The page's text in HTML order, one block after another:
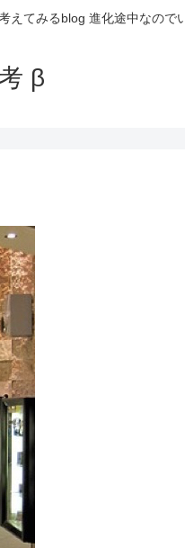
てみるblog 進化途中なので
β